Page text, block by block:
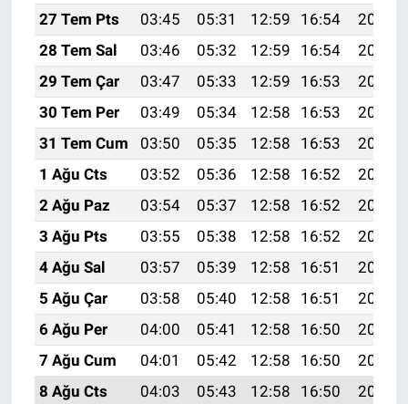
27 Tem Pts
03:45 05:31 12:59 16:54
20:16
28 Tem Sal
03:46 05:32 12:59 16:54
20:15
29 Tem Çar
03:47 05:33 12:59 16:53
20:14
30 Tem Per
03:49 05:34 12:58 16:53
20:13
31 Tem Cum
03:50 05:35 12:58 16:53
20:12
1 Ağu Cts
03:52 05:36 12:58 16:52
20:11
2 Ağu Paz
03:54 05:37 12:58 16:52
20:10
3 Ağu Pts
03:55 05:38 12:58 16:52
20:09
4 Ağu Sal
03:57 05:39 12:58 16:51
20:07
5 Ağu Çar
03:58 05:40 12:58 16:51
20:06
6 Ağu Per
04:00 05:41 12:58 16:50
20:05
7 Ağu Cum
04:01 05:42 12:58 16:50
20:04
8 Ağu Cts
04:03 05:43 12:58 16:50 20:03